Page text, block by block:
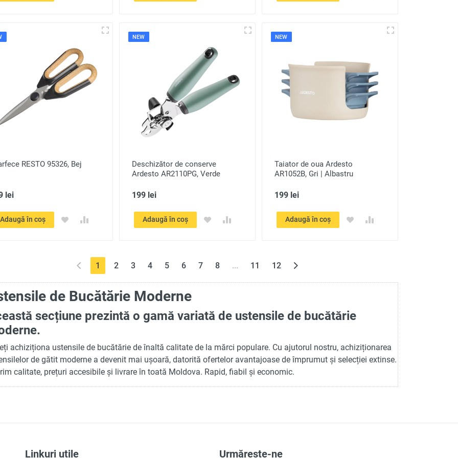
RESTO 95326, Bej
lei
Adaugă în coș
NEW
Deschizător de conserve
Ardesto AR2110PG, Verde
199 lei
Adaugă în coș
NEW
Taiator de oua Ardesto
AR1052B, Gri | Albastru
199 lei
Adaugă în coș
1 (current)
2 3 4 5 6 7 8 ... 11 12
de Bucătărie Moderne
secțiune prezintă o gamă variată de ustensile de bucătărie
achiziționa ustensile de bucătărie de înaltă calitate de la mărci populare. Cu ajutorul nostru, achiziționarea
de gătit moderne a devenit mai ușoară, datorită ofertelor avantajoase de împrumut și selecției extinse.
calitate, prețuri accesibile și livrare în toată Moldova. Rapid, fiabil și economic.
Linkuri utile Urmărește-ne